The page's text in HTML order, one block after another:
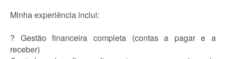
Minha experiência inclui:
? Gestão financeira completa (contas a pagar e a
receber)